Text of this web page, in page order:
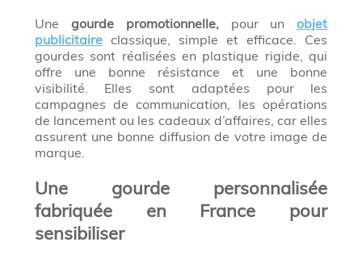
Une gourde promotionnelle,pour unobjet
publicitaireclassique, simple et efficace. Ces
gourdes sont réalisées en plastique rigide, qui
offre une bonne résistance et une bonne
visibilité. Elles sont adaptées pour les
campagnes de communication, les opérations
de lancement ou les cadeaux d’affaires, car elles
assurent une bonne diffusion de votre image de
marque.
Une gourde personnalisée
fabriquée en France pour
sensibiliser